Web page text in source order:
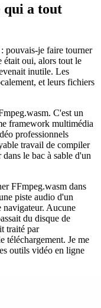
qui a tout
pouvais-je faire tourner
était oui, alors tout le
inutile. Les
et leurs fichiers
C'est un
framework multimédia
professionnels
travail de compiler
le bac à sable d'un
FFmpeg.wasm dans
piste audio d'un
navigateur. Aucune
du disque de
traité par
téléchargement. Je me
outils vidéo en ligne